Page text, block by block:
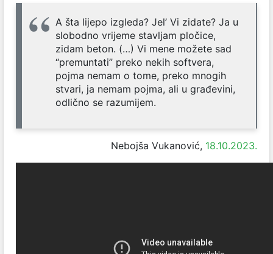
A šta lijepo izgleda? Jel’ Vi zidate? Ja u
slobodno vrijeme stavljam pločice,
zidam beton. (…) Vi mene možete sad
“premuntati” preko nekih softvera,
pojma nemam o tome, preko mnogih
stvari, ja nemam pojma, ali u građevini,
odlično se razumijem.
Nebojša Vukanović, 18.10.2023.